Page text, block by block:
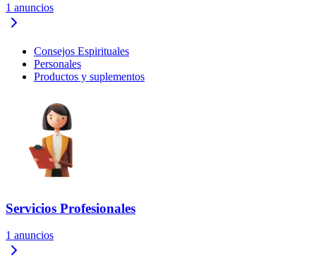
1 anuncios
Consejos Espirituales
Personales
Productos y suplementos
Servicios Profesionales
1 anuncios